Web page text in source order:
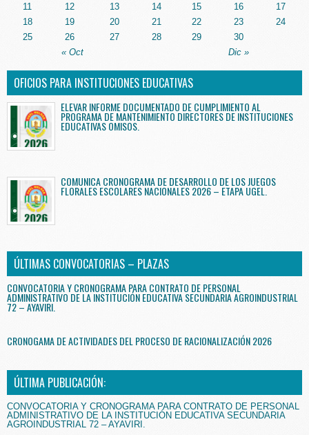
« Oct Dic »
11
12 13 14 15 16
17
18
19 20 21 22 23
24
25
26 27 28 29 30
OFICIOS PARA INSTITUCIONES EDUCATIVAS
ELEVAR INFORME DOCUMENTADO DE CUMPLIMIENTO AL
PROGRAMA DE MANTENIMIENTO DIRECTORES DE INSTITUCIONES
EDUCATIVAS OMISOS.
COMUNICA CRONOGRAMA DE DESARROLLO DE LOS JUEGOS
FLORALES ESCOLARES NACIONALES 2026 – ETAPA UGEL.
ÚLTIMAS CONVOCATORIAS – PLAZAS
CONVOCATORIA Y CRONOGRAMA PARA CONTRATO DE PERSONAL
ADMINISTRATIVO DE LA INSTITUCIÓN EDUCATIVA SECUNDARIA AGROINDUSTRIAL
72 – AYAVIRI.
CRONOGAMA DE ACTIVIDADES DEL PROCESO DE RACIONALIZACIÓN 2026
ÚLTIMA PUBLICACIÓN:
CONVOCATORIA Y CRONOGRAMA PARA CONTRATO DE PERSONAL
ADMINISTRATIVO DE LA INSTITUCIÓN EDUCATIVA SECUNDARIA
AGROINDUSTRIAL 72 – AYAVIRI.